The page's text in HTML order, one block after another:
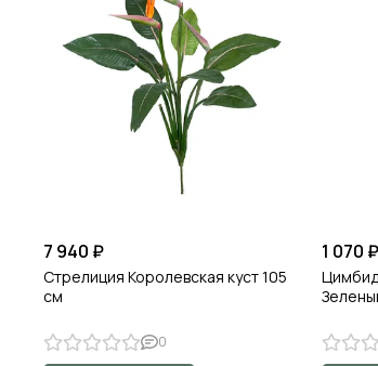
7 940 ₽
Стрелиция Королевская куст 105
см
0
1 070 ₽